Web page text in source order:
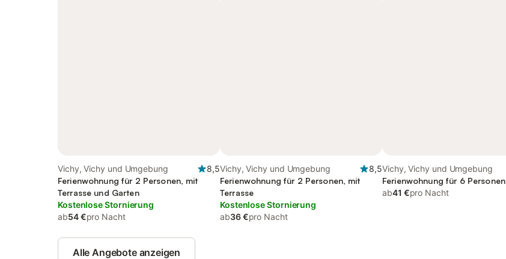
Vichy, Vichy und Umgebung
8,5
Ferienwohnung für 2 Personen, mit
Terrasse und Garten
Kostenlose Stornierung
ab54 €pro Nacht
Vichy, Vichy und Umgebung
8,5
Ferienwohnung für 2 Personen, mit
Terrasse
Kostenlose Stornierung
ab36 €pro Nacht
Vichy, Vichy und Umgebung
Ferienwohnung für 6 Personen
ab41 €pro Nacht
Alle Angebote anzeigen